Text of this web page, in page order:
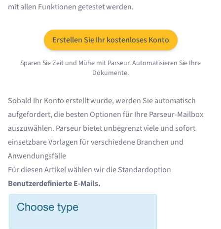
mit allen Funktionen getestet werden.
Erstellen Sie Ihr kostenloses Konto
Sparen Sie Zeit und Mühe mit Parseur. Automatisieren Sie Ihre
Dokumente.
Sobald Ihr Konto erstellt wurde, werden Sie automatisch
aufgefordert, die besten Optionen für Ihre Parseur-Mailbox
auszuwählen. Parseur bietet unbegrenzt viele und sofort
einsetzbare Vorlagen fürverschiedene Branchen und
Anwendungsfälle
Für diesen Artikel wählen wir die Standardoption
Benutzerdefinierte E-Mails.